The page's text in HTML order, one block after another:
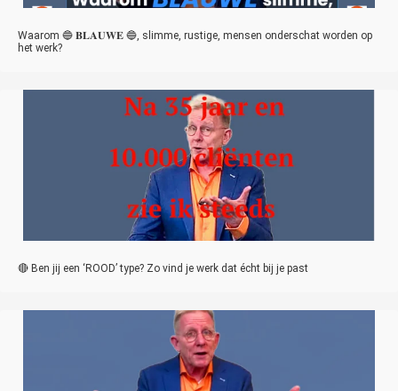
Waarom 🔵 𝐁𝐋𝐀𝐔𝐖𝐄 🔵, slimme, rustige, mensen onderschat worden op
het werk?
🔴 Ben jij een ‘ROOD’ type? Zo vind je werk dat écht bij je past